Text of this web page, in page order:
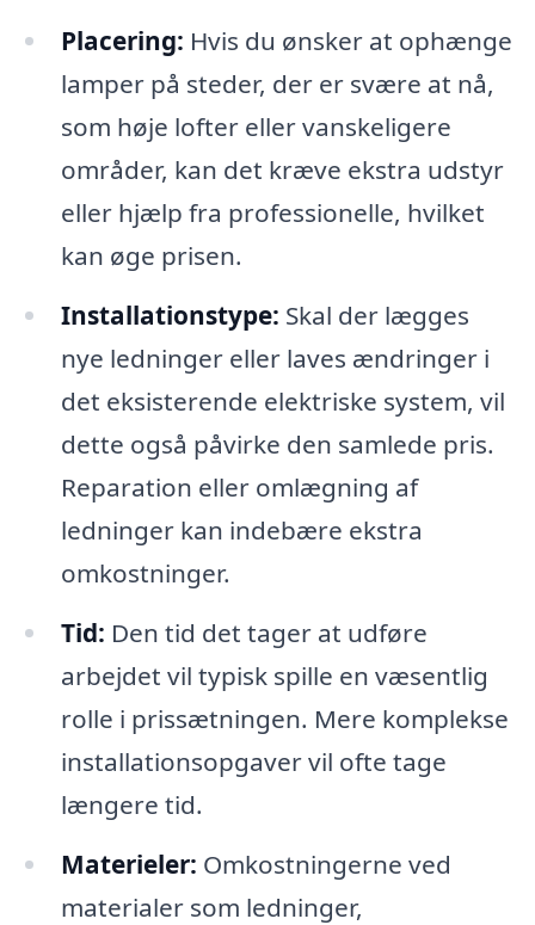
Placering: Hvis du ønsker at ophænge
lamper på steder, der er svære at nå,
som høje lofter eller vanskeligere
områder, kan det kræve ekstra udstyr
eller hjælp fra professionelle, hvilket
kan øge prisen.
Installationstype: Skal der lægges
nye ledninger eller laves ændringer i
det eksisterende elektriske system, vil
dette også påvirke den samlede pris.
Reparation eller omlægning af
ledninger kan indebære ekstra
omkostninger.
Tid: Den tid det tager at udføre
arbejdet vil typisk spille en væsentlig
rolle i prissætningen. Mere komplekse
installationsopgaver vil ofte tage
længere tid.
Materieler: Omkostningerne ved
materialer som ledninger,